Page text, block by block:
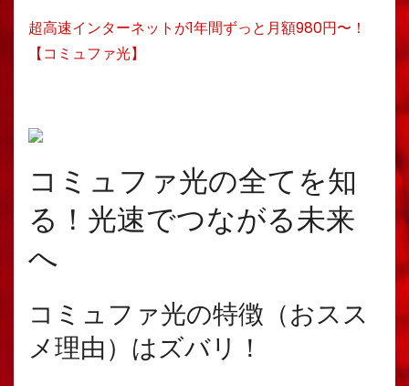
超高速インターネットが1年間ずっと月額980円〜！
【コミュファ光】
コミュファ光の全てを知
る！光速でつながる未来
へ
コミュファ光の特徴（おスス
メ理由）はズバリ！